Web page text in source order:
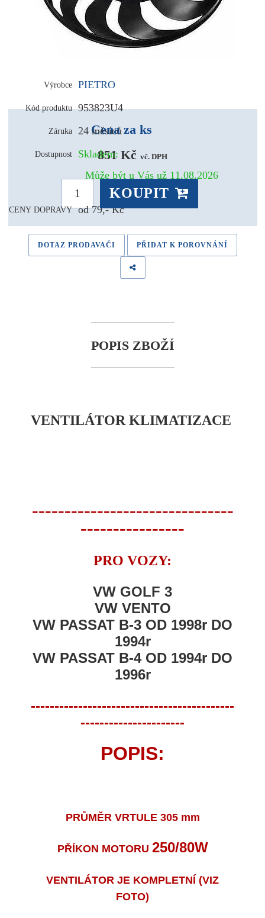
Výrobce PIETRO
Kód produktu 953823U4
Záruka 24 měsíců
Dostupnost
Skladem:
Může být u Vás už 11.08.2026
CENY DOPRAVY od 79,- Kč
Cena za ks
851 Kč vč. DPH
KOUPIT
DOTAZ PRODAVAČI PŘIDAT K POROVNÁNÍ
POPIS ZBOŽÍ
VENTILÁTOR KLIMATIZACE
-------------------------------
----------------
PRO VOZY:
VW GOLF 3
VW VENTO
VW PASSAT B-3 OD 1998r DO
1994r
VW PASSAT B-4 OD 1994r DO
1996r
-------------------------------------------
----------------------
POPIS:
PRŮMĚR VRTULE 305 mm
PŘÍKON MOTORU 250/80W
VENTILÁTOR JE KOMPLETNÍ (VIZ
FOTO)